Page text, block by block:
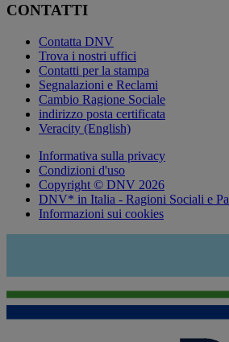
CONTATTI
Contatta DNV
Trova i nostri uffici
Contatti per la stampa
Segnalazioni e Reclami
Cambio Ragione Sociale
indirizzo posta certificata
Veracity (English)
Informativa sulla privacy
Condizioni d'uso
Copyright © DNV 2026
DNV* in Italia - Ragioni Sociali e
Informazioni sui cookies